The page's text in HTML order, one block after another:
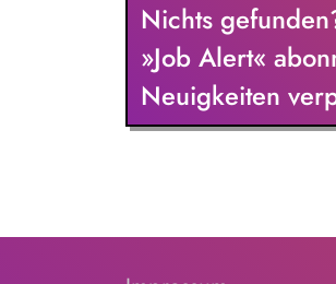
Nichts
»Job Alert«
Neuigkeiten